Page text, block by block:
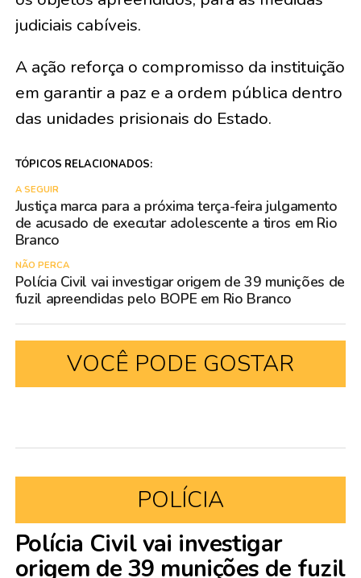
judiciais cabíveis.
A ação reforça o compromisso da instituição
em garantir a paz e a ordem pública dentro
das unidades prisionais do Estado.
TÓPICOS RELACIONADOS:
A SEGUIR
Justiça marca para a próxima terça-feira julgamento
de acusado de executar adolescente a tiros em Rio
Branco
NÃO PERCA
Polícia Civil vai investigar origem de 39 munições de
fuzil apreendidas pelo BOPE em Rio Branco
VOCÊ PODE GOSTAR
POLÍCIA
Polícia Civil vai investigar
origem de 39 munições de fuzil